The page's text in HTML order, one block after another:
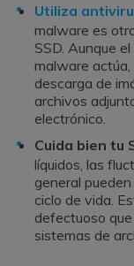
Utiliza
malware es
SSD. Aunque
malware
descarga de
archivos
electrónico.
Cuida bien tu
líquidos, las
general
ciclo de vida.
defectuoso
sistemas de